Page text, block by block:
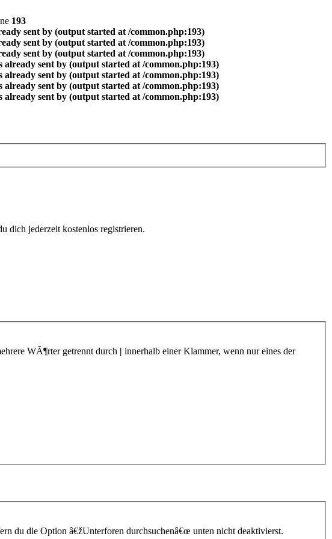
193
sent by (output started at /common.php:193)
sent by (output started at /common.php:193)
sent by (output started at /common.php:193)
sent by (output started at /common.php:193)
sent by (output started at /common.php:193)
sent by (output started at /common.php:193)
sent by (output started at /common.php:193)
dich jederzeit kostenlos registrieren.
WÃ¶rter getrennt durch | innerhalb einer Klammer, wenn nur eines der
du die Option â€žUnterforen durchsuchenâ€œ unten nicht deaktivierst.